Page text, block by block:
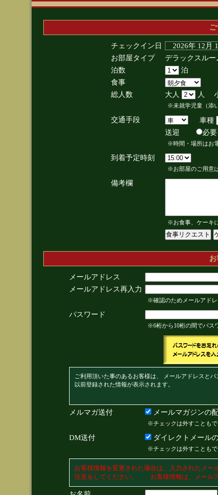
チェックイン日
2026年 12
お部屋タイプ
デラックスル
泊数
泊
食事
総人数
大人 人
※未就学児童（添
交通手段
車種
送迎
※時間・場所はお
到着予定時刻
※お部屋のご用意
備考欄
※お食事、ケーキ
メールアドレス
メールアドレス再入力
※確認のためメールアド
パスワード
※6桁から10桁の間でパス
ご利用頂いた事のあるお客様は、 メールアドレスと
以前登録された情報が表示されます。
メルマガ送付 メールマガジンの
※チェックは外すことも
DM送付 ダイレクトメール
※チェックは外すことも
お客様情報を変更された場合は、入力されたメ
注意をしてください。 お客様情報は、メール